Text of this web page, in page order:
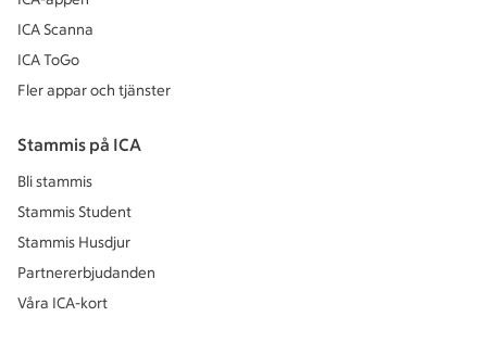
ICA Scanna
ICA ToGo
Fler appar och tjänster
Stammis på ICA
Bli stammis
Stammis Student
Stammis Husdjur
Partnererbjudanden
Våra ICA-kort